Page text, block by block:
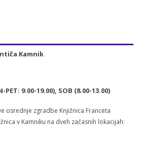
Kamnik
PET: 9.00-19.00), SOB (8.00-13.00)
osrednje zgradbe Knjižnica Franceta
v Kamniku na dveh začasnih lokacijah: